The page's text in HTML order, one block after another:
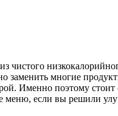
чистого
заменить многие
Именно поэтому стоит
меню, если вы решили